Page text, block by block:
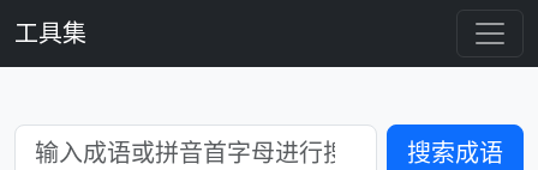
工具集
搜索成语